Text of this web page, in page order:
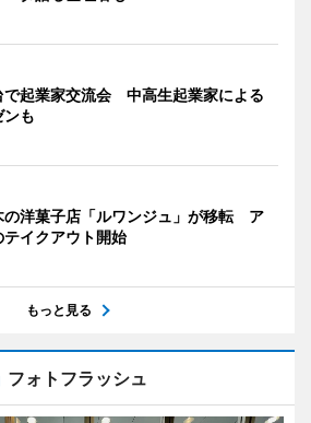
で起業家交流会 中高生起業家による
ンも
の洋菓子店「ルワンジュ」が移転 ア
テイクアウト開始
もっと見る
フォトフラッシュ